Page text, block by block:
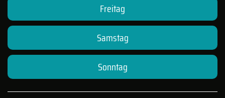
Freitag
Samstag
Sonntag